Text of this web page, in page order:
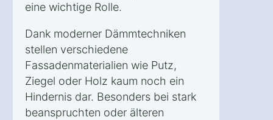
eine wichtige Rolle.
Dank moderner Dämmtechniken
stellen verschiedene
Fassadenmaterialien wie Putz,
Ziegel oder Holz kaum noch ein
Hindernis dar. Besonders bei stark
beanspruchten oder älteren